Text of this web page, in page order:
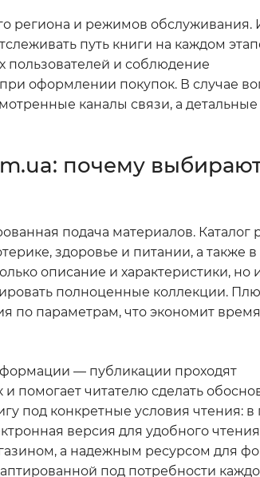
региона и режимов
путь книги на каждом
пользователей и соблюдение
оформлении покупок. В случае
каналы связи, а
почему выбирают
подача материалов. Каталог
здоровье и питании, а также
описание и характеристики, но
полноценные коллекции.
по параметрам, что экономит
— публикации проходят
помогает читателю сделать
под конкретные условия чтения:
версия для удобного
а надежным ресурсом для
под потребности